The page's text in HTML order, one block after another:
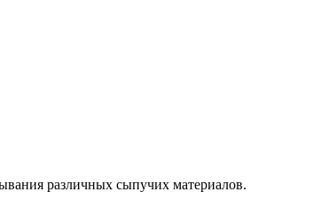
различных сыпучих материалов.